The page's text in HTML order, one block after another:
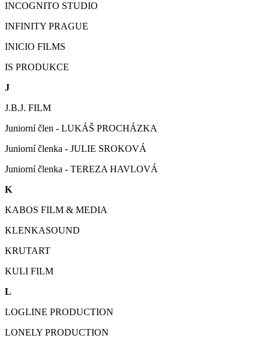
INCOGNITO STUDIO
INFINITY PRAGUE
INICIO FILMS
IS PRODUKCE
J
J.B.J. FILM
Juniorní člen - LUKÁŠ PROCHÁZKA
Juniorní členka - JULIE SROKOVÁ
Juniorní členka - TEREZA HAVLOVÁ
K
KABOS FILM & MEDIA
KLENKASOUND
KRUTART
KULI FILM
L
LOGLINE PRODUCTION
LONELY PRODUCTION